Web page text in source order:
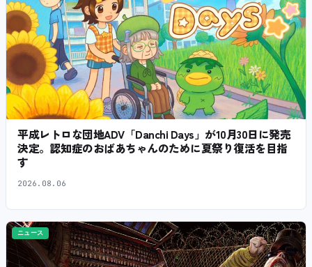
平成レトロな団地ADV「Danchi Days」が10月30日に発売
決定。認知症のおばあちゃんのために夏祭り復活を目指
す
2026.08.06
ニュース